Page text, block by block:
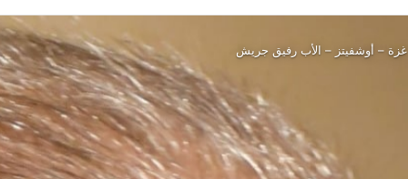
غزة – أوشفيتز – الأب رفيق جريش